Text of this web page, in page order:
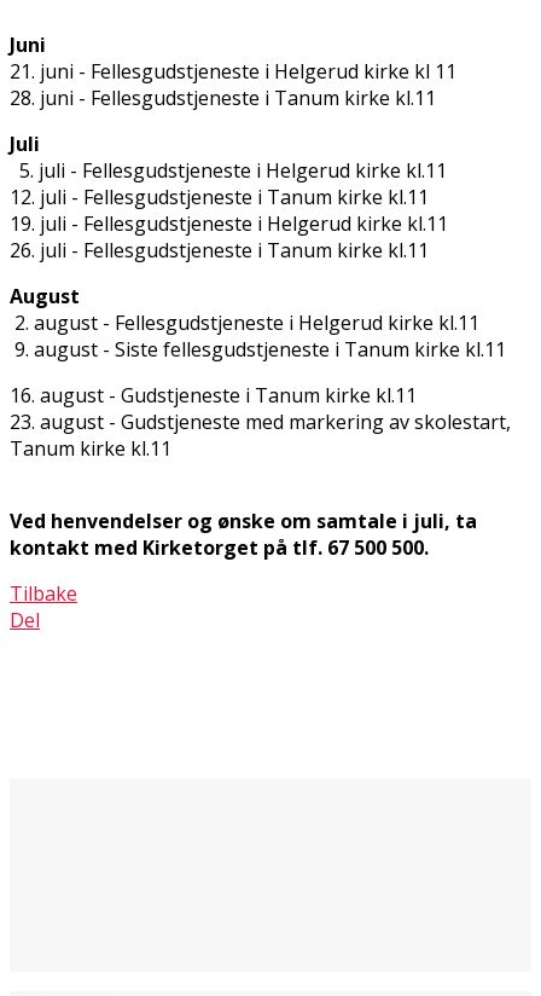
Juni
21. juni - Fellesgudstjeneste i Helgerud kirke kl 11
28. juni - Fellesgudstjeneste i Tanum kirke kl.11
Juli
5. juli - Fellesgudstjeneste i Helgerud kirke kl.11
12. juli - Fellesgudstjeneste i Tanum kirke kl.11
19. juli - Fellesgudstjeneste i Helgerud kirke kl.11
26. juli - Fellesgudstjeneste i Tanum kirke kl.11
August
2. august - Fellesgudstjeneste i Helgerud kirke kl.11
9. august - Siste fellesgudstjeneste i Tanum kirke kl.11
16. august - Gudstjeneste i Tanum kirke kl.11
23. august - Gudstjeneste med markering av skolestart,
Tanum kirke kl.11
Ved henvendelser og ønske om samtale i juli, ta
kontakt med Kirketorget på tlf. 67 500 500.
Tilbake
Del